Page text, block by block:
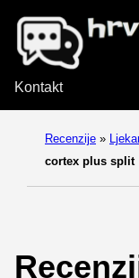
Kontakt
Recenzije »
cortex plus split